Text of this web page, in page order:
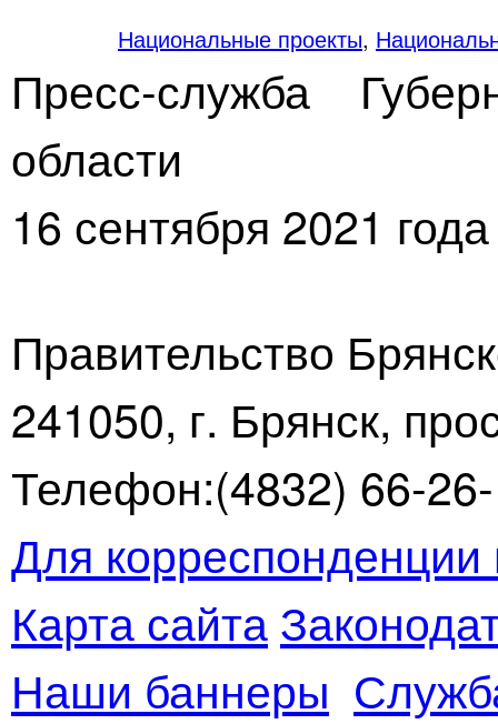
Национальные проекты,
Пресс-служба
области
16 сентября 2021 года
Правительство
241050, г. Брянск,
Телефон:(4832) 66-
Для
Карта сайта
Наши баннеры